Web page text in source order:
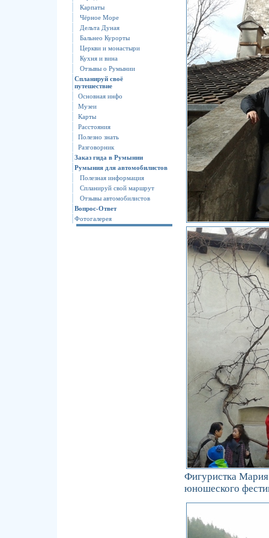
Карпаты
Чёрное Море
Дельта Дуная
Бальнео Курорты
Церкви и монастыри
Кухня и вина
Отзывы о Румынии
Спланируй своё
путешествие
Основная инфо
Музеи
Карты
Расстояния
Полезно знать
Разговорник
Заказ гида в Румынии
Румыния для автомобилистов
Полезная информация
Спланируй свой маршрут
Отзывы автомобилистов
Вопрос-Ответ
Фотогалерея
Фигуристка Мария
юношеского